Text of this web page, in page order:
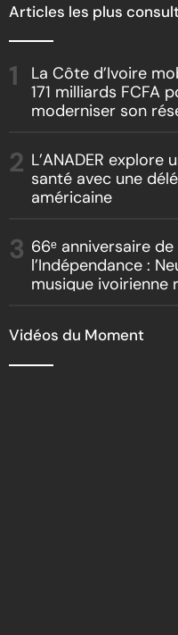
Articles les plus
La Côte d’Ivoire
171 milliards FCFA
moderniser son
L’ANADER explore
santé avec une
américaine
66ᵉ anniversaire de
l’Indépendance :
musique ivoirienne
Vidéos du Moment